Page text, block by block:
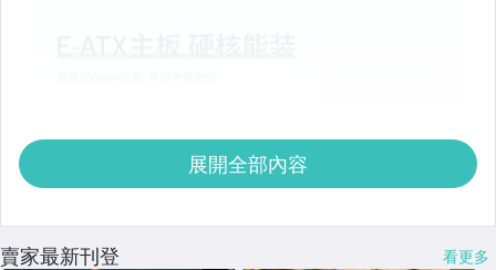
展開全部內容
賣家最新刊登 看更多